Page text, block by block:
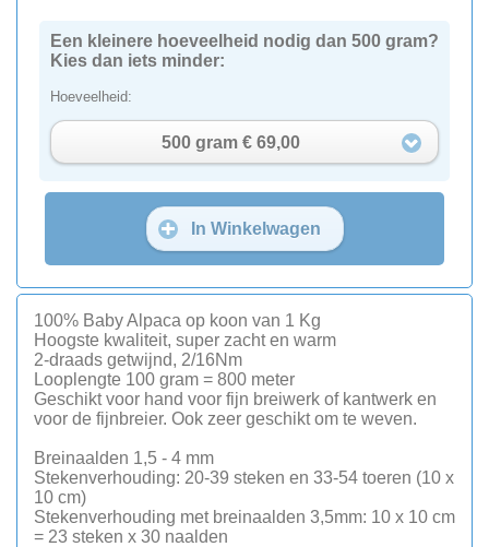
Een kleinere hoeveelheid nodig dan 500 gram?
Kies dan iets minder:
Hoeveelheid:
500 gram € 69,00
In Winkelwagen
100% Baby Alpaca op koon van 1 Kg
Hoogste kwaliteit, super zacht en warm
2-draads getwijnd, 2/16Nm
Looplengte 100 gram = 800 meter
Geschikt voor hand voor fijn breiwerk of kantwerk en
voor de fijnbreier. Ook zeer geschikt om te weven.
Breinaalden 1,5 - 4 mm
Stekenverhouding: 20-39 steken en 33-54 toeren (10 x
10 cm)
Stekenverhouding met breinaalden 3,5mm: 10 x 10 cm
= 23 steken x 30 naalden